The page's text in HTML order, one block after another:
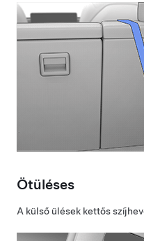
Ötüléses
A külső ülések kettős